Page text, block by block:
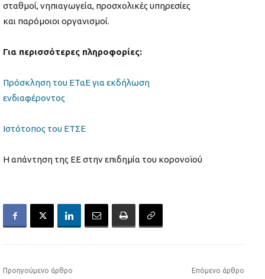
σταθμοί, νηπιαγωγεία, προσχολικές υπηρεσίες
και παρόμοιοι οργανισμοί.
Για περισσότερες πληροφορίες:
Πρόσκληση του ΕΤαΕ για εκδήλωση
ενδιαφέροντος
Ιστότοπος του ΕΤΣΕ
Η απάντηση της ΕΕ στην επιδημία του κορονοϊού
Προηγούμενο άρθρο Επόμενο άρθρο